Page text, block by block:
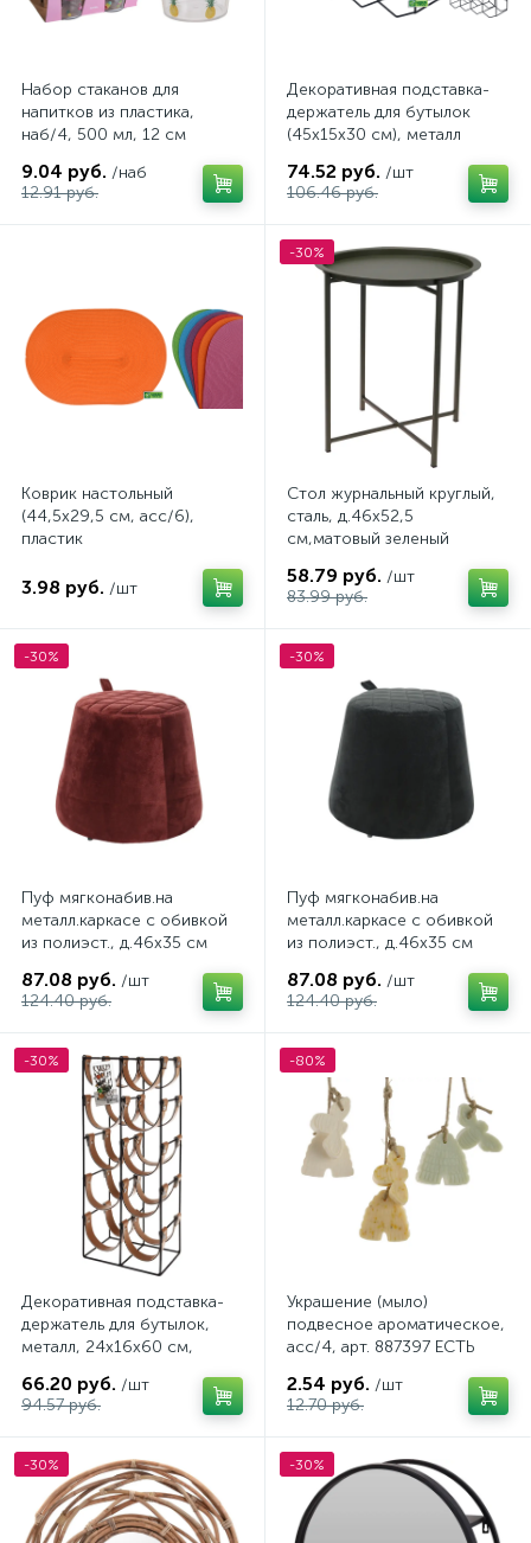
Набор стаканов для
напитков из пластика,
наб/4, 500 мл, 12 см
9.04 руб. /наб
12.91 руб.
Декоративная подставка-
держатель для бутылок
(45х15х30 см), металл
74.52 руб. /шт
106.46 руб.
Коврик настольный
(44,5х29,5 см, асс/6),
пластик
3.98 руб. /шт
-30%
Стол журнальный круглый,
сталь, д.46х52,5
см,матовый зеленый
58.79 руб. /шт
83.99 руб.
-30%
Пуф мягконабив.на
металл.каркасе с обивкой
из полиэст., д.46x35 cм
87.08 руб. /шт
124.40 руб.
-30%
Пуф мягконабив.на
металл.каркасе с обивкой
из полиэст., д.46x35 cм
87.08 руб. /шт
124.40 руб.
-30%
Декоративная подставка-
держатель для бутылок,
металл, 24х16х60 см,
66.20 руб. /шт
94.57 руб.
-80%
Украшение (мыло)
подвесное ароматическое,
асс/4, арт. 887397 ЕСТЬ
2.54 руб. /шт
12.70 руб.
-30% -30%